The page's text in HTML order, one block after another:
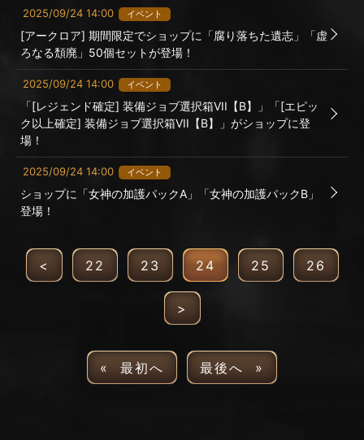
2025/09/24 14:00 イベント
[アークロア] 期間限定でショップに「腐り落ちた遺志」「虚
ろなる頽廃」50個セットが登場！
2025/09/24 14:00 イベント
「[レジェンド確定] 装備ジョブ選択箱VII【B】」「[エピッ
ク以上確定] 装備ジョブ選択箱VII【B】」がショップに登
場！
2025/09/24 14:00 イベント
ショップに「女神の加護パックA」「女神の加護パックB」
登場！
< 22 23 24 25 26
>
« 最初へ 最後へ »